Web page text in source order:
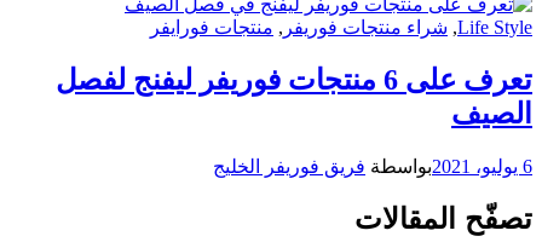
Life Style
, شراء منتجات فوريفر , منتجات فورايفر
تعرف على 6 منتجات فوريفر ليفنج لفصل
الصيف
6 يوليو، 2021 بواسطة فريق فوريفر الخليج
تصفّح المقالات